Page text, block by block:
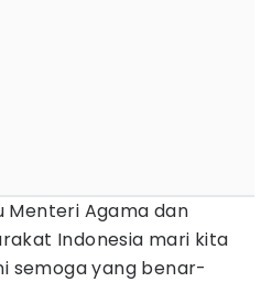
Menteri Agama dan
Indonesia mari kita
semoga yang benar-